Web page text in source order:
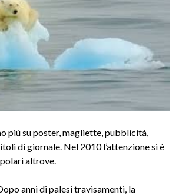
più su poster, magliette, pubblicità,
di giornale. Nel 2010 l’attenzione si è
altrove.
anni di palesi travisamenti, la